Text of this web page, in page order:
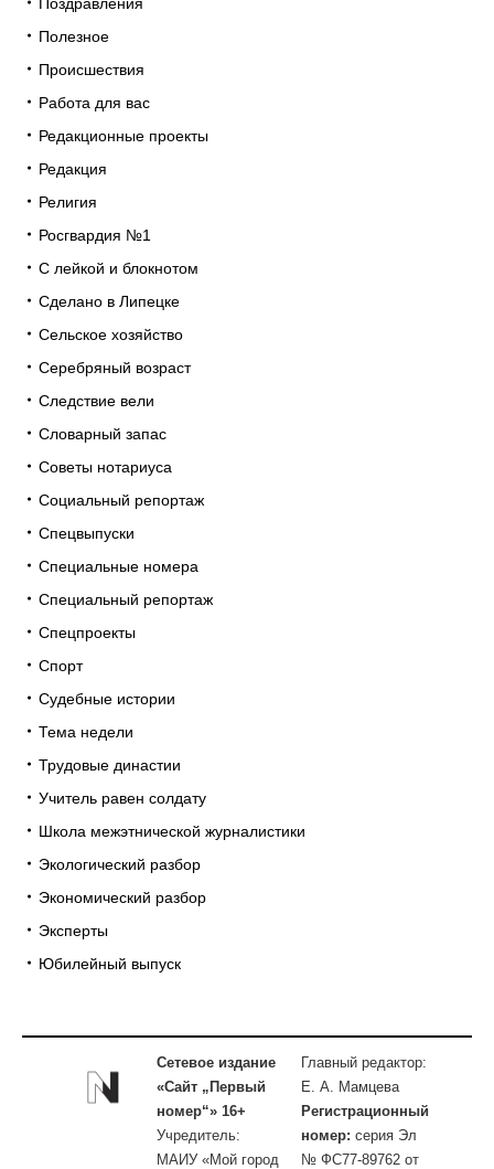
Поздравления
Полезное
Происшествия
Работа для вас
Редакционные проекты
Редакция
Религия
Росгвардия №1
С лейкой и блокнотом
Сделано в Липецке
Сельское хозяйство
Серебряный возраст
Следствие вели
Словарный запас
Советы нотариуса
Социальный репортаж
Спецвыпуски
Специальные номера
Специальный репортаж
Спецпроекты
Спорт
Судебные истории
Тема недели
Трудовые династии
Учитель равен солдату
Школа межэтнической журналистики
Экологический разбор
Экономический разбор
Эксперты
Юбилейный выпуск
Сетевое издание
«Сайт „Первый
номер“» 16+
Учредитель:
МАИУ «Мой город
Главный редактор:
Е. А. Мамцева
Регистрационный
номер: серия Эл
№ ФС77-89762 от